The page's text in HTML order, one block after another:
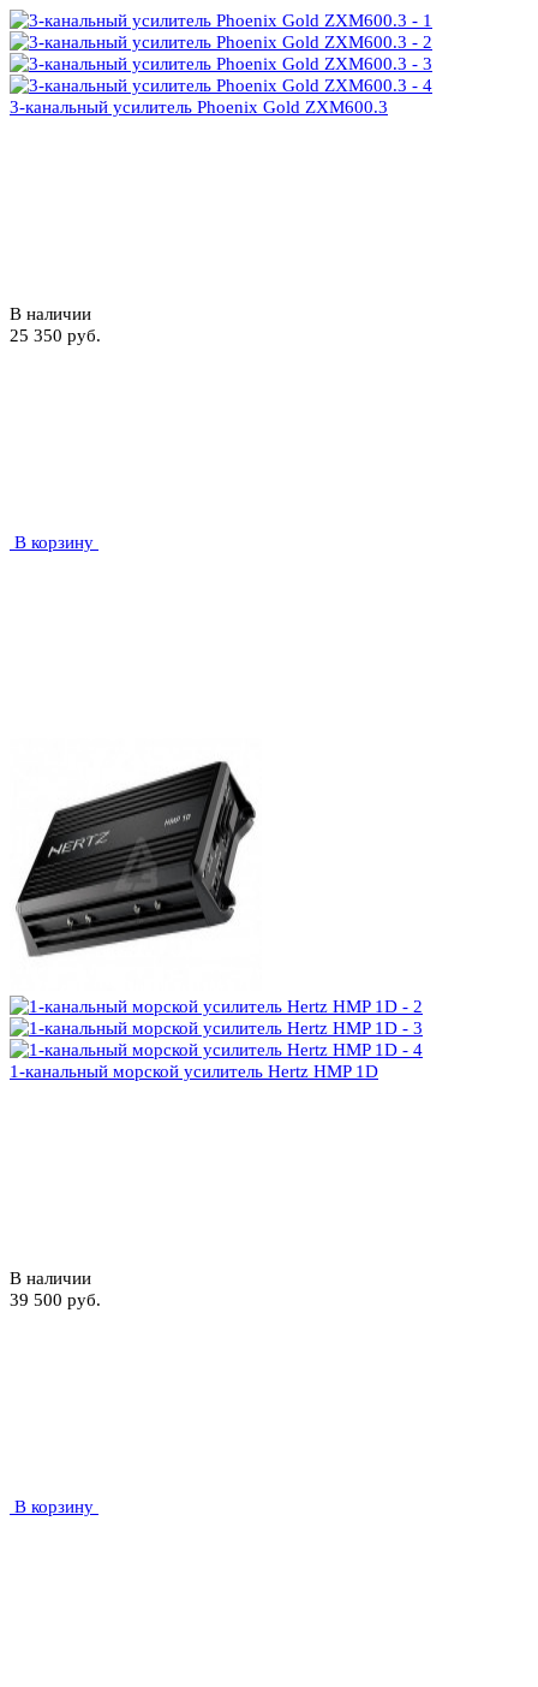
3-канальный усилитель Phoenix Gold ZXM600.3
В наличии
25 350 руб.
В корзину
1-канальный морской усилитель Hertz HMP 1D
В наличии
39 500 руб.
В корзину